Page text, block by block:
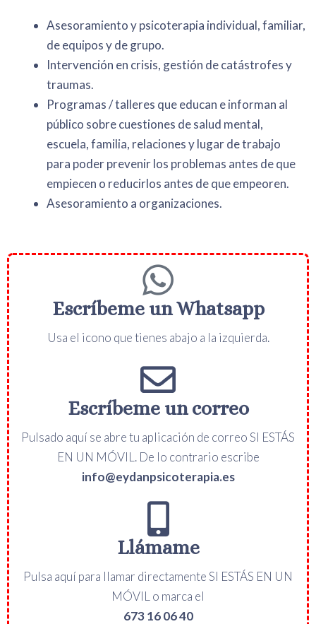
Asesoramiento y psicoterapia individual, familiar,
de equipos y de grupo.
Intervención en crisis, gestión de catástrofes y
traumas.
Programas / talleres que educan e informan al
público sobre cuestiones de salud mental,
escuela, familia, relaciones y lugar de trabajo
para poder prevenir los problemas antes de que
empiecen o reducirlos antes de que empeoren.
Asesoramiento a organizaciones.
Escríbeme un Whatsapp
Usa el icono que tienes abajo a la izquierda.
Escríbeme un correo
Pulsado aquí se abre tu aplicación de correo SI ESTÁS
EN UN MÓVIL. De lo contrario escribe
info@eydanpsicoterapia.es
Llámame
Pulsa aquí para llamar directamente SI ESTÁS EN UN
MÓVIL o marca el
673 16 06 40